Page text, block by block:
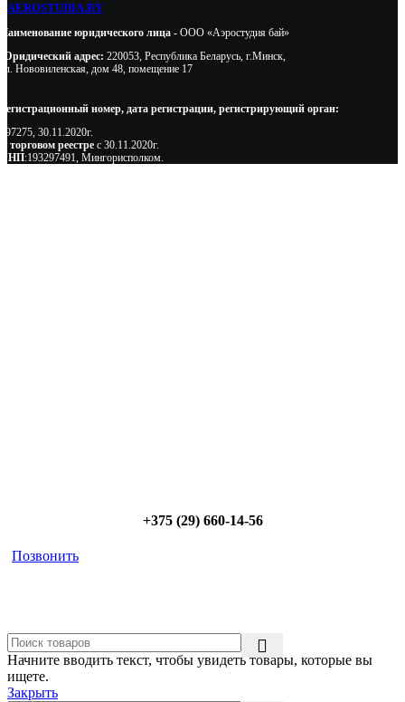
AEROSTUDIA.BY
Наименование юридического лица - ООО «Аэростудия бай»
Юридический адрес: 220053, Республика Беларусь, г.Минск,
ул. Нововиленская, дом 48, помещение 17
Регистрационный номер, дата регистрации, регистрирующий орган:
497275, 30.11.2020г.
В торговом реестре с 30.11.2020г.
УНП:193297491, Мингорисполком.
+375 (29) 660-14-56
Позвонить
Начните вводить текст, чтобы увидеть товары, которые вы
ищете.
Закрыть